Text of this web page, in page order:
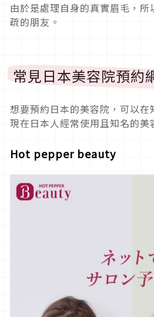
由於是處理自身的真實眉毛，
疏的朋友。
常見日本美容院預約
想要預約日本的美容院，可以在
現在日本人經常使用且知名的美
Hot pepper beauty